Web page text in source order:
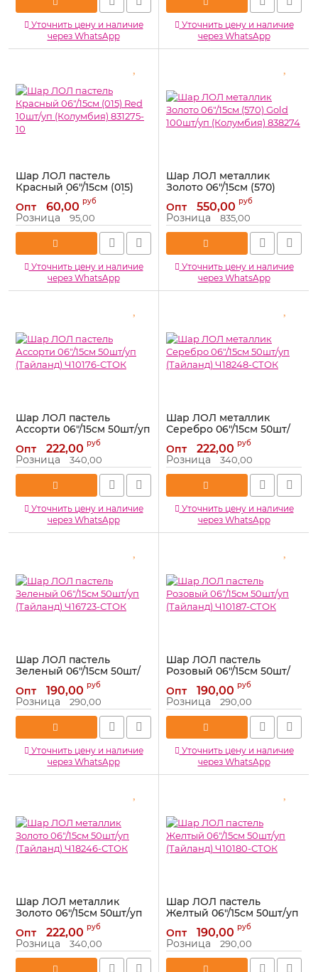
Уточнить цену и наличие
через WhatsApp
Уточнить цену и наличие
через WhatsApp
Шар ЛОЛ пастель
Красный 06"/15см (015)
Red 10шт/уп (Колумбия)
831275-10
Артикул: 831275-10
Опт 60,00 руб
Розница 95,00
Уточнить цену и наличие
через WhatsApp
Шар ЛОЛ металлик
Золото 06"/15см (570)
Gold 100шт/уп
(Колумбия) 838274
Артикул: 838274
Опт 550,00 руб
Розница 835,00
Уточнить цену и наличие
через WhatsApp
Шар ЛОЛ пастель
Ассорти 06"/15см 50шт/уп
(Тайланд) Ч10176-СТОК
Артикул: Ч10176-СТОК
Опт 222,00 руб
Розница 340,00
Уточнить цену и наличие
через WhatsApp
Шар ЛОЛ металлик
Серебро 06"/15см 50шт/
уп (Тайланд) Ч18248-
СТОК
Артикул: Ч18248-СТОК
Опт 222,00 руб
Розница 340,00
Уточнить цену и наличие
через WhatsApp
Шар ЛОЛ пастель
Зеленый 06"/15см 50шт/
уп (Тайланд) Ч16723-СТОК
Артикул: Ч16723-СТОК
Опт 190,00 руб
Розница 290,00
Уточнить цену и наличие
через WhatsApp
Шар ЛОЛ пастель
Розовый 06"/15см 50шт/
уп (Тайланд) Ч10187-СТОК
Артикул: Ч10187-СТОК
Опт 190,00 руб
Розница 290,00
Уточнить цену и наличие
через WhatsApp
Шар ЛОЛ металлик
Золото 06"/15см 50шт/уп
(Тайланд) Ч18246-СТОК
Артикул: Ч18246-СТОК
Опт 222,00 руб
Розница 340,00
Шар ЛОЛ пастель
Желтый 06"/15см 50шт/уп
(Тайланд) Ч10180-СТОК
Артикул: Ч10180-СТОК
Опт 190,00 руб
Розница 290,00